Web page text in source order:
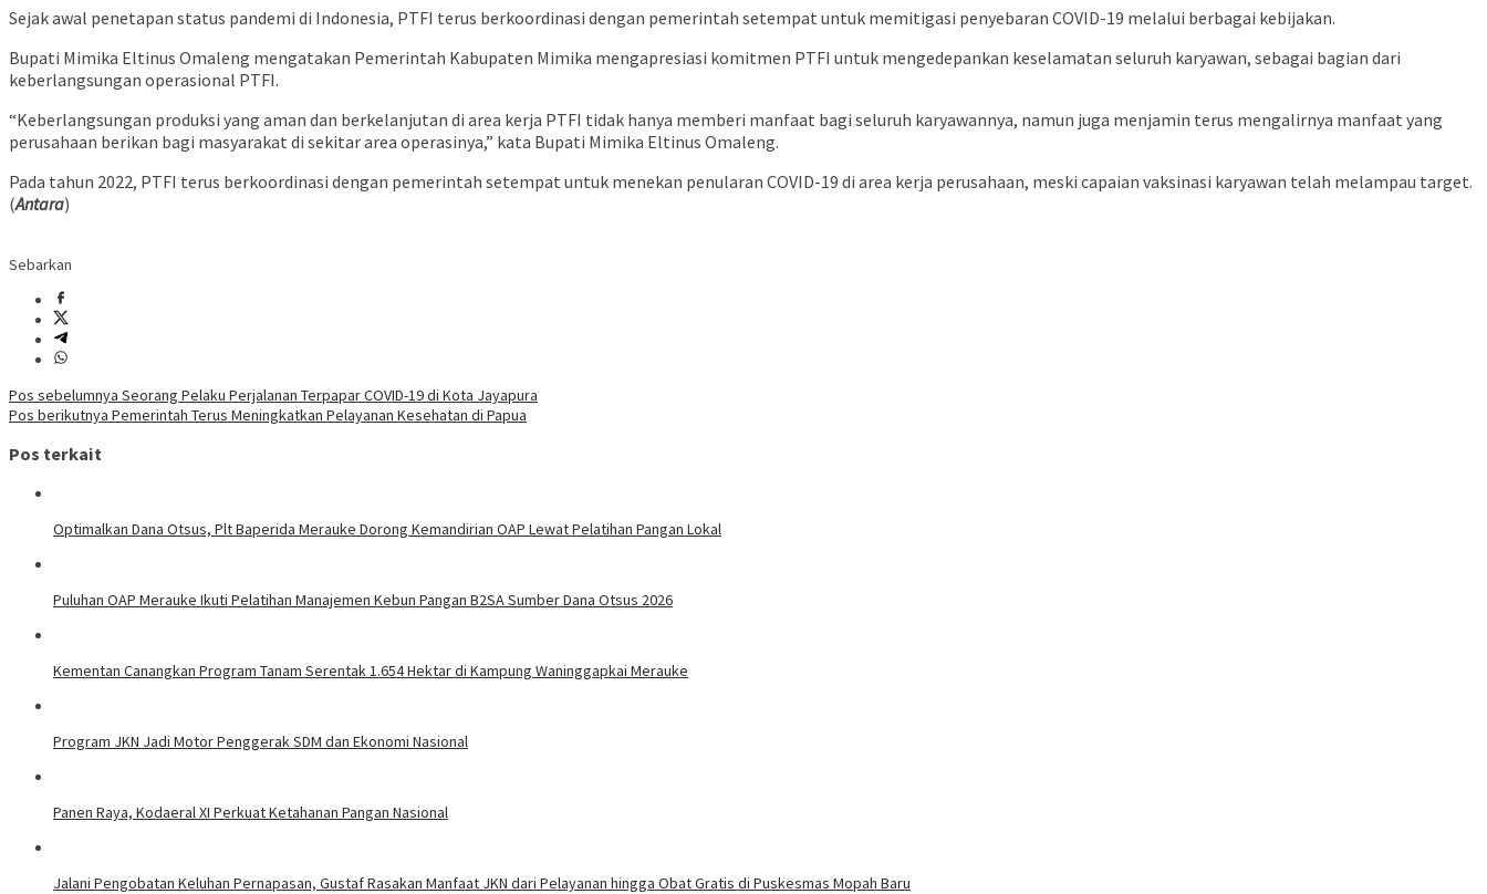
Sejak awal penetapan status pandemi di Indonesia, PTFI terus berkoordinasi dengan pemerintah setempat untuk memitigasi penyebaran COVID-19 melalui berbagai kebijakan.
Bupati Mimika Eltinus Omaleng mengatakan Pemerintah Kabupaten Mimika mengapresiasi komitmen PTFI untuk mengedepankan keselamatan seluruh karyawan, sebagai bagian dari
keberlangsungan operasional PTFI.
“Keberlangsungan produksi yang aman dan berkelanjutan di area kerja PTFI tidak hanya memberi manfaat bagi seluruh karyawannya, namun juga menjamin terus mengalirnya manfaat yang
perusahaan berikan bagi masyarakat di sekitar area operasinya,” kata Bupati Mimika Eltinus Omaleng.
Pada tahun 2022, PTFI terus berkoordinasi dengan pemerintah setempat untuk menekan penularan COVID-19 di area kerja perusahaan, meski capaian vaksinasi karyawan telah melampau target.
(Antara)
Sebarkan
Navigasi
pos
Pos sebelumnya Seorang Pelaku Perjalanan Terpapar COVID-19 di Kota Jayapura
Pos berikutnya Pemerintah Terus Meningkatkan Pelayanan Kesehatan di Papua
Pos terkait
Optimalkan Dana Otsus, Plt Baperida Merauke Dorong Kemandirian OAP Lewat Pelatihan Pangan Lokal
Puluhan OAP Merauke Ikuti Pelatihan Manajemen Kebun Pangan B2SA Sumber Dana Otsus 2026
Kementan Canangkan Program Tanam Serentak 1.654 Hektar di Kampung Waninggapkai Merauke
Program JKN Jadi Motor Penggerak SDM dan Ekonomi Nasional
Panen Raya, Kodaeral XI Perkuat Ketahanan Pangan Nasional
Jalani Pengobatan Keluhan Pernapasan, Gustaf Rasakan Manfaat JKN dari Pelayanan hingga Obat Gratis di Puskesmas Mopah Baru